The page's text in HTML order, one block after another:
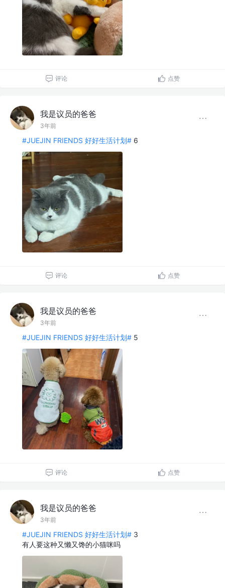
评论 点赞
我是议员的爸爸
3年前
#JUEJIN FRIENDS 好好生活计划# 6
评论 点赞
我是议员的爸爸
3年前
#JUEJIN FRIENDS 好好生活计划# 5
评论 点赞
我是议员的爸爸
3年前
#JUEJIN FRIENDS 好好生活计划# 3
有人要这种又懒又馋的小猫咪吗